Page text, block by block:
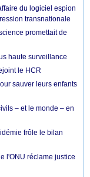
du logiciel espion
transnationale
promettait de
haute surveillance
le HCR
sauver leurs enfants
– et le monde – en
frôle le bilan
l'ONU réclame justice